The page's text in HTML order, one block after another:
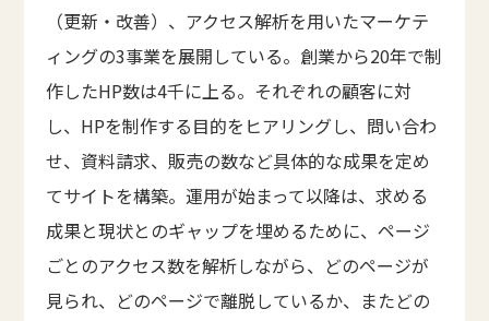
（更新・改善）、アクセス解析を用いたマーケテ
ィングの3事業を展開している。創業から20年で制
作したHP数は4千に上る。それぞれの顧客に対
し、HPを制作する目的をヒアリングし、問い合わ
せ、資料請求、販売の数など具体的な成果を定め
てサイトを構築。運用が始まって以降は、求める
成果と現状とのギャップを埋めるために、ページ
ごとのアクセス数を解析しながら、どのページが
見られ、どのページで離脱しているか、またどの